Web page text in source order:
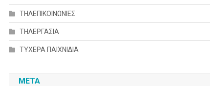
ΤΗΛΕΠΙΚΟΙΝΩΝΙΕΣ
ΤΗΛΕΡΓΑΣΙΑ
ΤΥΧΕΡΑ ΠΑΙΧΝΙΔΙΑ
META